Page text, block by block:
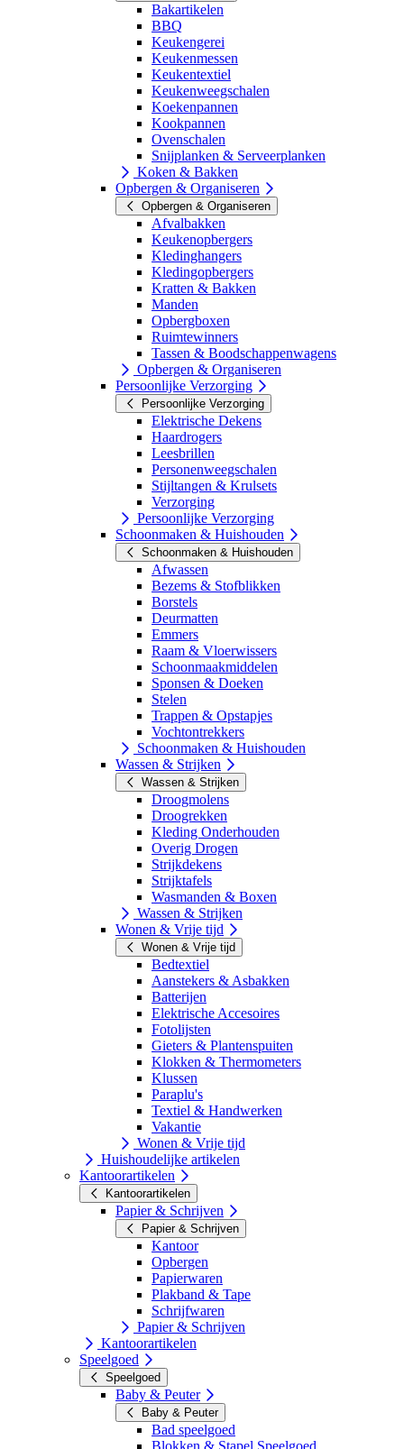
Bakartikelen
BBQ
Keukengerei
Keukenmessen
Keukentextiel
Keukenweegschalen
Koekenpannen
Kookpannen
Ovenschalen
Snijplanken & Serveerplanken
Koken & Bakken
Opbergen & Organiseren
Opbergen & Organiseren
Afvalbakken
Keukenopbergers
Kledinghangers
Kledingopbergers
Kratten & Bakken
Manden
Opbergboxen
Ruimtewinners
Tassen & Boodschappenwagens
Opbergen & Organiseren
Persoonlijke Verzorging
Persoonlijke Verzorging
Elektrische Dekens
Haardrogers
Leesbrillen
Personenweegschalen
Stijltangen & Krulsets
Verzorging
Persoonlijke Verzorging
Schoonmaken & Huishouden
Schoonmaken & Huishouden
Afwassen
Bezems & Stofblikken
Borstels
Deurmatten
Emmers
Raam & Vloerwissers
Schoonmaakmiddelen
Sponsen & Doeken
Stelen
Trappen & Opstapjes
Vochtontrekkers
Schoonmaken & Huishouden
Wassen & Strijken
Wassen & Strijken
Droogmolens
Droogrekken
Kleding Onderhouden
Overig Drogen
Strijkdekens
Strijktafels
Wasmanden & Boxen
Wassen & Strijken
Wonen & Vrije tijd
Wonen & Vrije tijd
Bedtextiel
Aanstekers & Asbakken
Batterijen
Elektrische Accesoires
Fotolijsten
Gieters & Plantenspuiten
Klokken & Thermometers
Klussen
Paraplu's
Textiel & Handwerken
Vakantie
Wonen & Vrije tijd
Huishoudelijke artikelen
Kantoorartikelen
Kantoorartikelen
Papier & Schrijven
Papier & Schrijven
Kantoor
Opbergen
Papierwaren
Plakband & Tape
Schrijfwaren
Papier & Schrijven
Kantoorartikelen
Speelgoed
Speelgoed
Baby & Peuter
Baby & Peuter
Bad speelgoed
Blokken & Stapel Speelgoed